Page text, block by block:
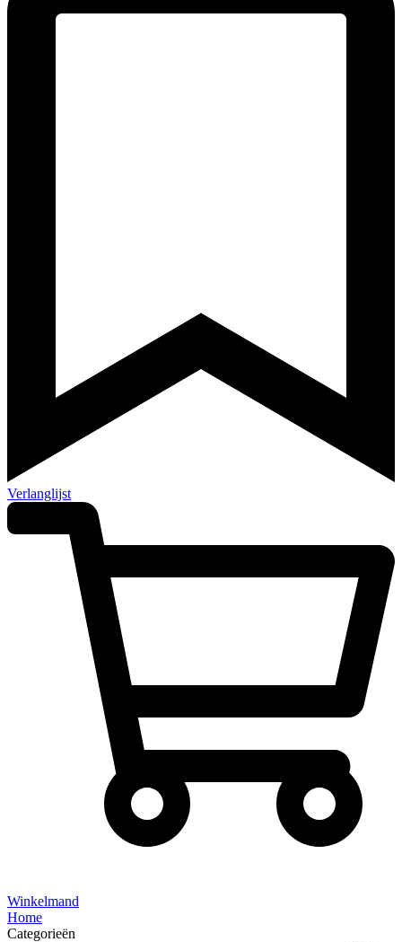
Verlanglijst
Winkelmand
Home
Categorieën